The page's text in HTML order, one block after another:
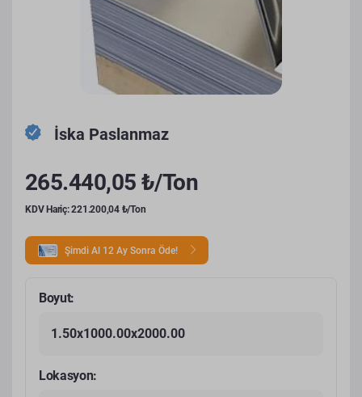
İska Paslanmaz
265.440,05 ₺/Ton
KDV Hariç: 221.200,04 ₺/Ton
Şimdi Al 12 Ay Sonra Öde!
Boyut:
1.50x1000.00x2000.00
Lokasyon: